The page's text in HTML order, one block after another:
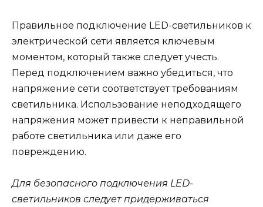
Правильное подключение LED-светильников к
электрической сети является ключевым
моментом, который также следует учесть.
Перед подключением важно убедиться, что
напряжение сети соответствует требованиям
светильника. Использование неподходящего
напряжения может привести к неправильной
работе светильника или даже его
повреждению.
Для безопасного подключения LED-
светильников следует придерживаться